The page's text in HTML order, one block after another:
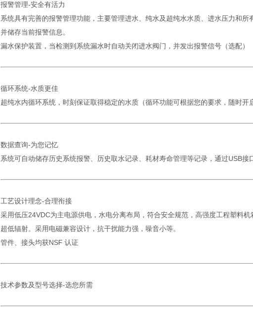
报警管理-安全有活力
系统具有完善的报警管理功能，主要管理进水、纯水及超纯水水质、进水压力和
并储存当前报警信息。
漏水保护装置，当检测到系统漏水时自动关闭进水阀门，并发出报警信号（选配）
循环系统-水质更佳
超纯水内循环系统，时刻保证取得稳定的水质（循环功能可根据您的要求，随
数据查询-为您记忆
系统可自动储存历史系统报警、历史取水记录、耗材寿命管理等记录，通过USB接
工艺设计理念-合理衔接
采用低压24VDC为主电源供电，水电分离布局，符合安全规范，高强度工程塑料
超低辐射。采用电磁兼容设计，抗干扰能力强，噪音小等。
管件、接头均获NSF 认证
技术参数及型号选择-选您所需